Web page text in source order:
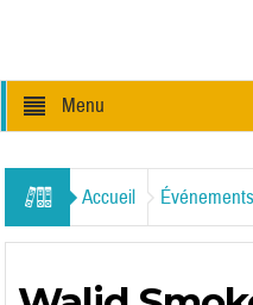
Menu
Accueil Événements